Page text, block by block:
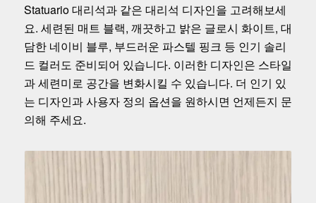
Statuario 대리석과 같은 대리석 디자인을 고려해보세
요. 세련된 매트 블랙, 깨끗하고 밝은 글로시 화이트, 대
담한 네이비 블루, 부드러운 파스텔 핑크 등 인기 솔리
드 컬러도 준비되어 있습니다. 이러한 디자인은 스타일
과 세련미로 공간을 변화시킬 수 있습니다. 더 인기 있
는 디자인과 사용자 정의 옵션을 원하시면 언제든지 문
의해 주세요.